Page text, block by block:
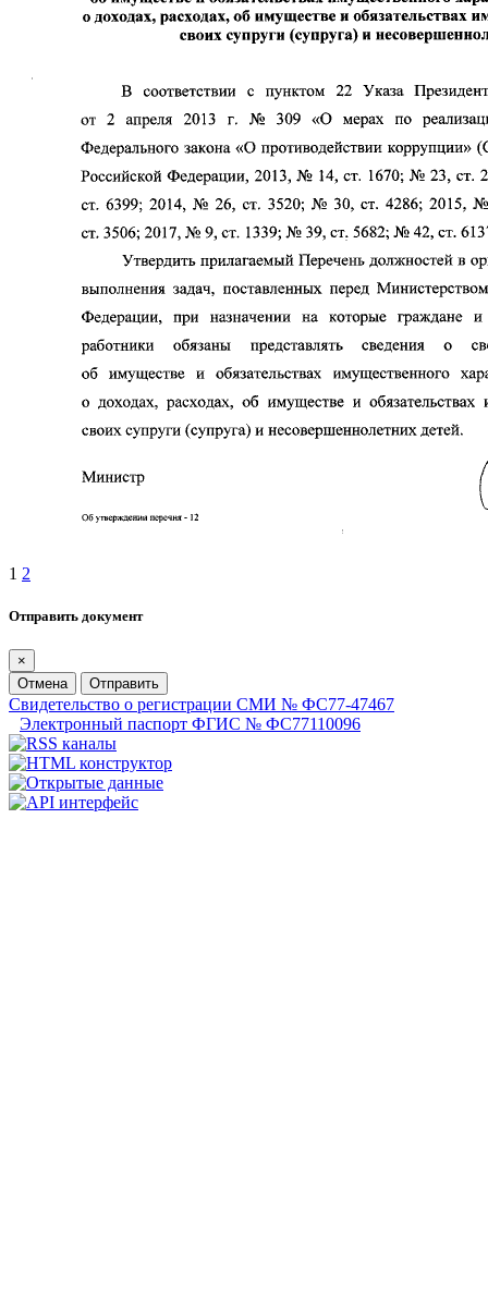
1 2
Отправить документ
×
Отмена
Отправить
Свидетельство о регистрации СМИ № ФС77-47467
Электронный паспорт ФГИС № ФС77110096